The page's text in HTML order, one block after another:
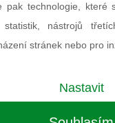
reCAPTCHA
podmínky
pak technologie, které
statistik, nástrojů
stránek nebo pro
Nastavit